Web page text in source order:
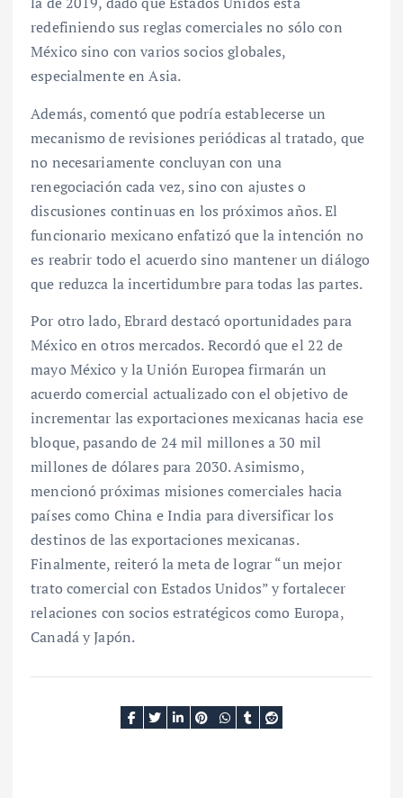
redefiniendo sus reglas comerciales no sólo con
México sino con varios socios globales,
especialmente en Asia.
Además, comentó que podría establecerse un
mecanismo de revisiones periódicas al tratado, que
no necesariamente concluyan con una
renegociación cada vez, sino con ajustes o
discusiones continuas en los próximos años. El
funcionario mexicano enfatizó que la intención no
es reabrir todo el acuerdo sino mantener un diálogo
que reduzca la incertidumbre para todas las partes.
Por otro lado, Ebrard destacó oportunidades para
México en otros mercados. Recordó que el 22 de
mayo México y la Unión Europea firmarán un
acuerdo comercial actualizado con el objetivo de
incrementar las exportaciones mexicanas hacia ese
bloque, pasando de 24 mil millones a 30 mil
millones de dólares para 2030. Asimismo,
mencionó próximas misiones comerciales hacia
países como China e India para diversificar los
destinos de las exportaciones mexicanas.
Finalmente, reiteró la meta de lograr “un mejor
trato comercial con Estados Unidos” y fortalecer
relaciones con socios estratégicos como Europa,
Canadá y Japón.